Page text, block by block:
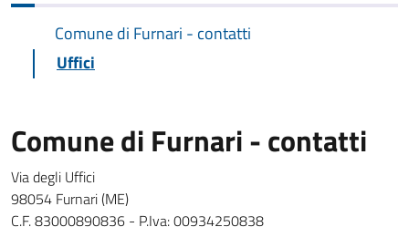
Comune di Furnari - contatti
Uffici
Comune di Furnari - contatti
Via degli Uffici
98054 Furnari (ME)
C.F. 83000890836 - P.Iva: 00934250838